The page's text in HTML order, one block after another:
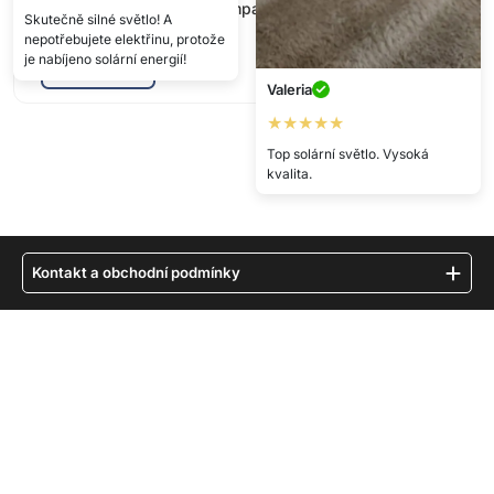
Skutečně silné světlo! A
nepotřebujete elektřinu, protože
je nabíjeno solární energií!
Valeria
★★★★★
Top solární světlo. Vysoká
kvalita.
1x MotionLamp solární lampa
Zobrazit více
Kontakt a obchodní podmínky